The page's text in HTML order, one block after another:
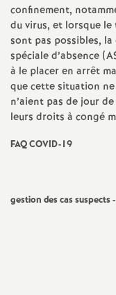
confinement,
du virus, et lorsque
sont pas possibles,
spéciale d’absence
à le placer en arrêt
que cette situation
n’aient pas de jour
leurs droits à congé
FAQ COVID-19
gestion des cas suspects